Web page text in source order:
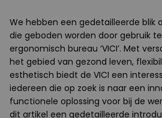
We hebben een gedetailleerde blik
die geboden worden door gebruik
ergonomisch bureau ‘VICI’. Met
het gebied van gezond leven,
esthetisch biedt de VICI een
iedereen die op zoek is naar een
functionele oplossing voor bij de
dit artikel een gedetailleerde